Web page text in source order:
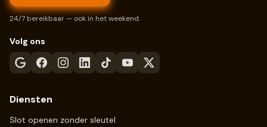
24/7 bereikbaar — ook in het weekend.
Volg ons
Diensten
Slot openen zonder sleutel